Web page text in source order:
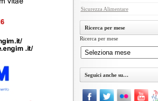
Sicurezza Alimentare
Ricerca per mese
Ricerca per mese
Seguici anche su…